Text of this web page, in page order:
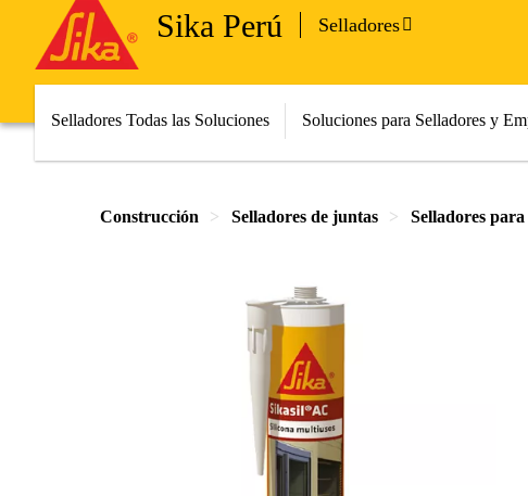
Sika Perú Selladores
Selladores Todas las Soluciones Soluciones para Selladores y
Construcción Selladores de juntas Selladores